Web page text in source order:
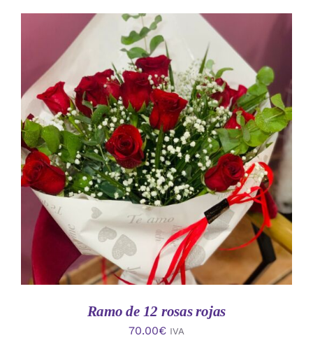
AÑADIR AL CARRITO
/
DETALLES
Ramo de 12 rosas rojas
70.00€ IVA